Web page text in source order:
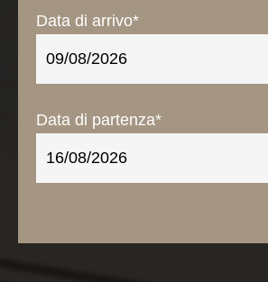
Data di arrivo*
Data di partenza*